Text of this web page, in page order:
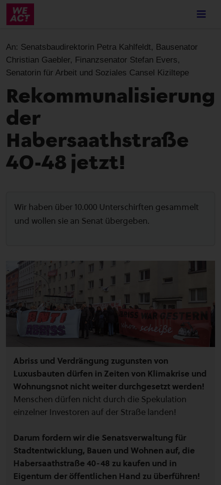
Skip
content
An: Senatsbaudirektorin Petra Kahlfeldt, Bausenator
Christian Gaebler, Finanzsenator Stefan Evers,
Senatorin für Arbeit und Soziales Cansel Kiziltepe
Rekommunalisierung
der
Habersaathstraße
40-48 jetzt!
Wir haben über 10.000 Unterschirften gesammelt
und wollen sie an Senat übergeben.
Abriss und Verdrängung zugunsten von
Luxusbauten dürfen in Zeiten von Klimakrise und
Wohnungsnot nicht weiter durchgesetzt werden!
Menschen dürfen nicht durch die Spekulation
einzelner Investoren auf der Straße landen!
Darum fordern wir die Senatsverwaltung für
Stadtentwicklung, Bauen und Wohnen auf, die
Habersaathstraße 40-48 zu kaufen und in
Eigentum der öffentlichen Hand zu überführen!